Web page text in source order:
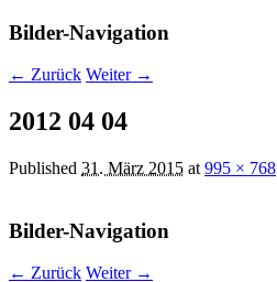
Bilder-Navigation
← Zurück Weiter →
2012 04 04
Published 31. März 2015 at 995 × 768
Bilder-Navigation
← Zurück Weiter →